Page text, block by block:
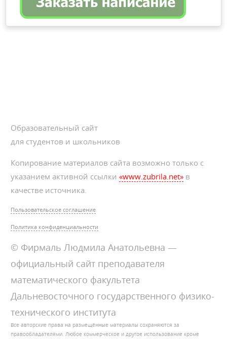
Образовательный сайт
для студентов и школьников
Копирование материалов сайта возможно только с
указанием активной ссылки«www.zubrila.net» в
качестве источника.
Пользовательское соглашение
Политика конфиденциальности
© Фирмаль Людмила Анатольевна —
официальный сайт преподавателя
математического факультета
Дальневосточного государственного физико-
технического института
Все авторские права на размещённые материалы сохраняются за
правообладателями. Любое коммерческое и другое использование кроме